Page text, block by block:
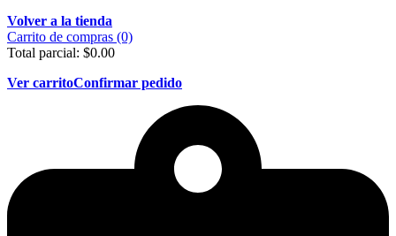
Volver a la tienda
Carrito de compras (0)
Total parcial: $0.00
Ver carritoConfirmar pedido